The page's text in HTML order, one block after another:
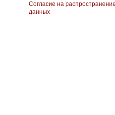
Согласие на
данных